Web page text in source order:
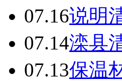
07.16说明
07.14滦县
07.13保温